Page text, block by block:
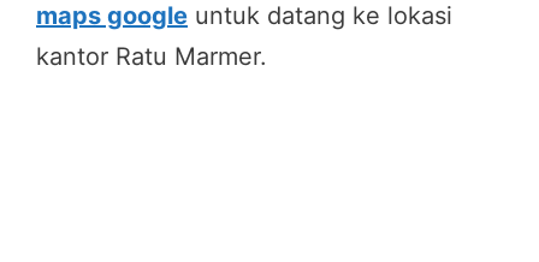
maps google untuk datang ke lokasi
kantor Ratu Marmer.